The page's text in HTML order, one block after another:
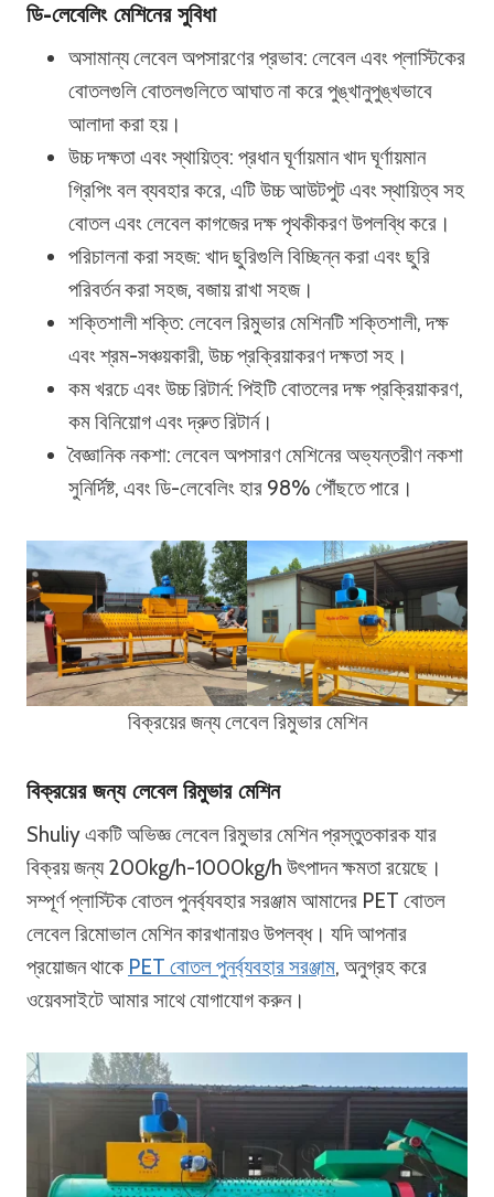
ডি-লেবেলিং মেশিনের সুবিধা
অসামান্য লেবেল অপসারণের প্রভাব: লেবেল এবং প্লাস্টিকের
বোতলগুলি বোতলগুলিতে আঘাত না করে পুঙ্খানুপুঙ্খভাবে
আলাদা করা হয়।
উচ্চ দক্ষতা এবং স্থায়িত্ব: প্রধান ঘূর্ণায়মান খাদ ঘূর্ণায়মান
গ্রিপিং বল ব্যবহার করে, এটি উচ্চ আউটপুট এবং স্থায়িত্ব সহ
বোতল এবং লেবেল কাগজের দক্ষ পৃথকীকরণ উপলব্ধি করে।
পরিচালনা করা সহজ: খাদ ছুরিগুলি বিচ্ছিন্ন করা এবং ছুরি
পরিবর্তন করা সহজ, বজায় রাখা সহজ।
শক্তিশালী শক্তি: লেবেল রিমুভার মেশিনটি শক্তিশালী, দক্ষ
এবং শ্রম-সঞ্চয়কারী, উচ্চ প্রক্রিয়াকরণ দক্ষতা সহ।
কম খরচে এবং উচ্চ রিটার্ন: পিইটি বোতলের দক্ষ প্রক্রিয়াকরণ,
কম বিনিয়োগ এবং দ্রুত রিটার্ন।
বৈজ্ঞানিক নকশা: লেবেল অপসারণ মেশিনের অভ্যন্তরীণ নকশা
সুনির্দিষ্ট, এবং ডি-লেবেলিং হার 98% পৌঁছতে পারে।
বিক্রয়ের জন্য লেবেল রিমুভার মেশিন
বিক্রয়ের জন্য লেবেল রিমুভার মেশিন
Shuliy একটি অভিজ্ঞ লেবেল রিমুভার মেশিন প্রস্তুতকারক যার
বিক্রয় জন্য 200kg/h-1000kg/h উৎপাদন ক্ষমতা রয়েছে।
সম্পূর্ণ প্লাস্টিক বোতল পুনর্ব্যবহার সরঞ্জাম আমাদের PET বোতল
লেবেল রিমোভাল মেশিন কারখানায়ও উপলব্ধ। যদি আপনার
প্রয়োজন থাকে PET বোতল পুনর্ব্যবহার সরঞ্জাম, অনুগ্রহ করে
ওয়েবসাইটে আমার সাথে যোগাযোগ করুন।